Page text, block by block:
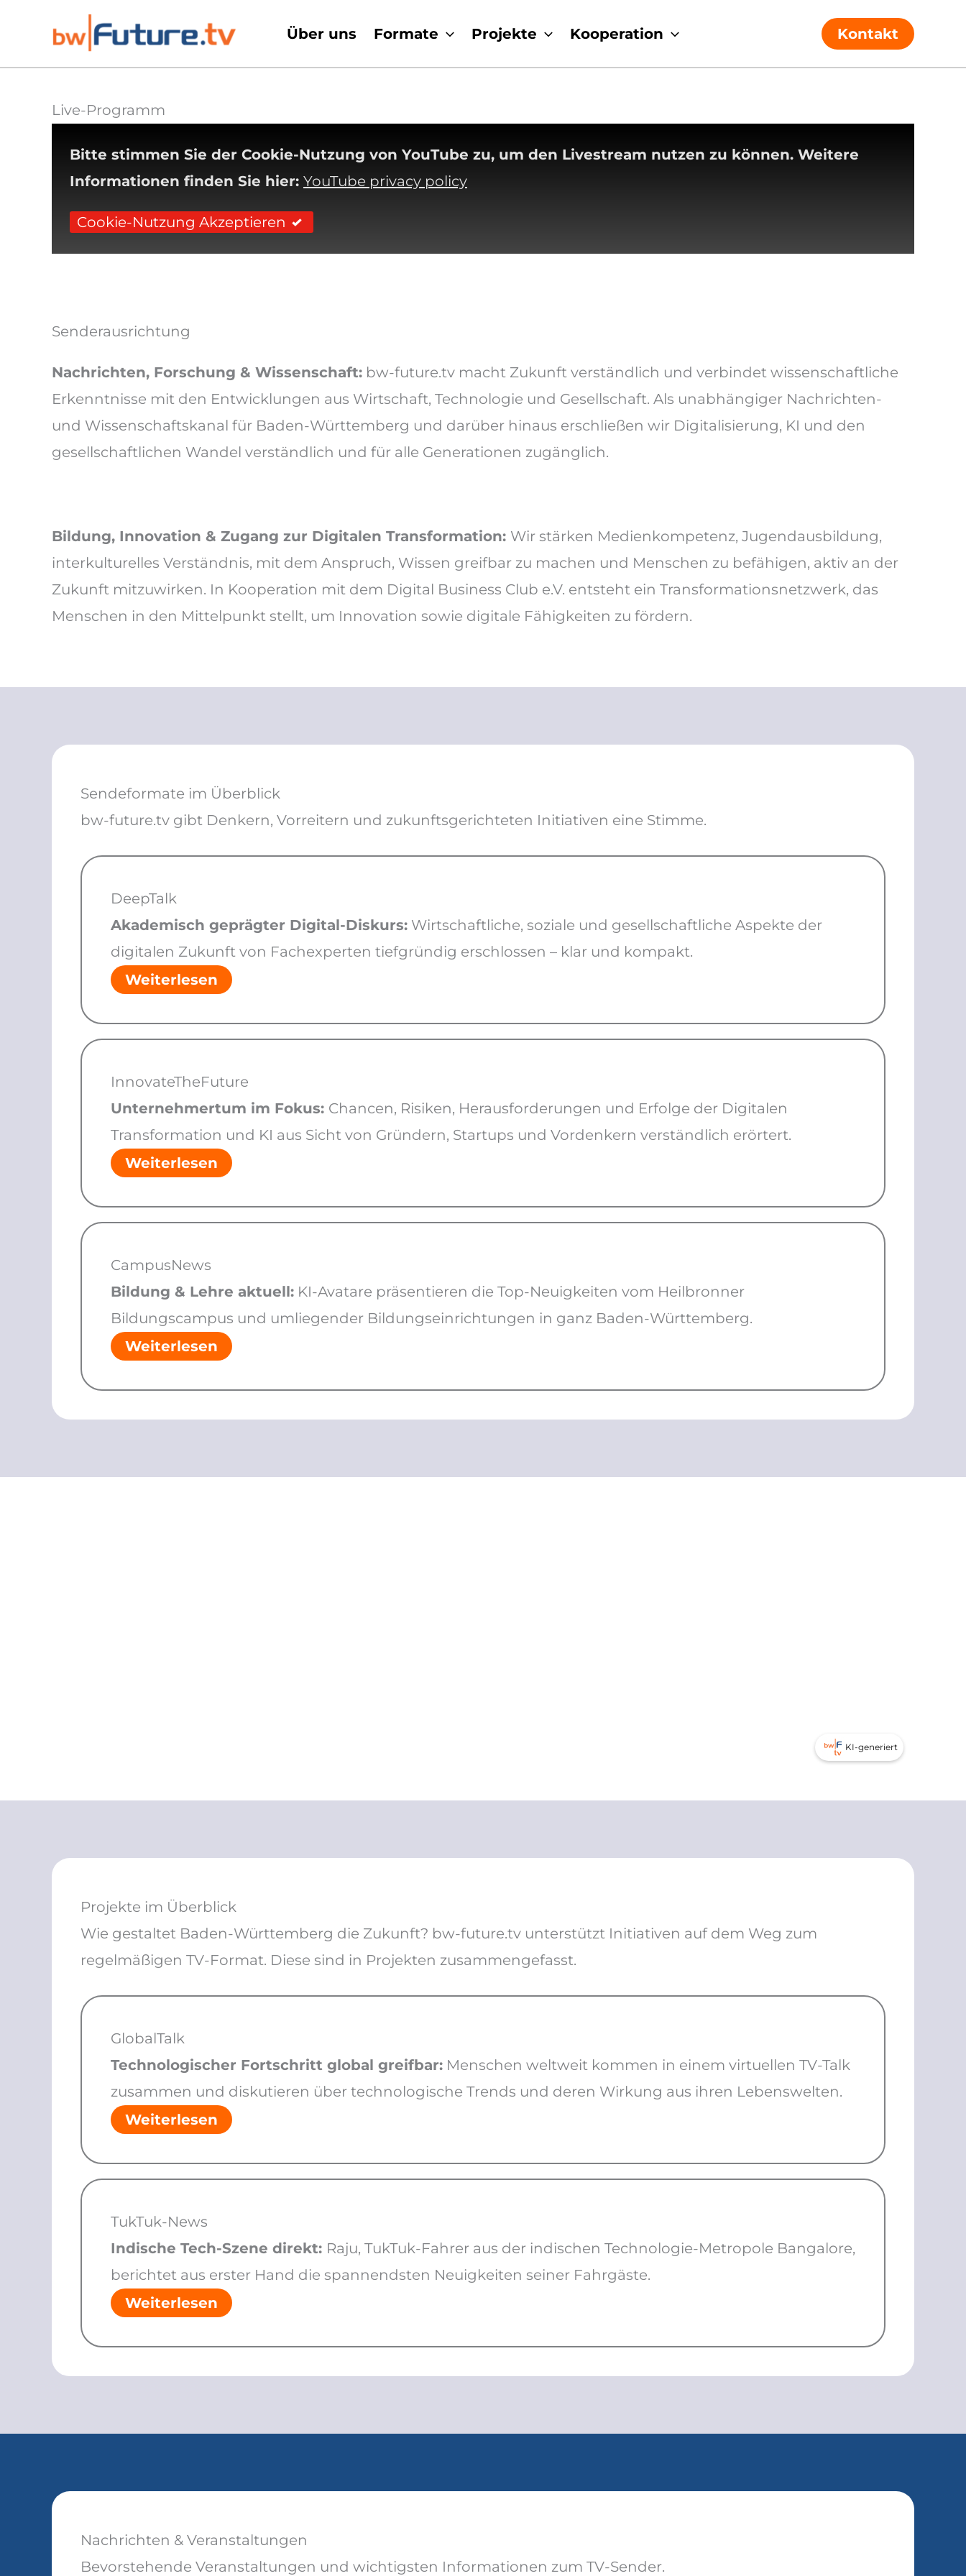
springen
Über uns Formate Projekte Kooperation Kontakt
Live-Programm
Bitte stimmen Sie der Cookie-Nutzung von YouTube zu, um den Livestream nutzen zu können. Weitere
Informationen finden Sie hier: YouTube privacy policy
Cookie-Nutzung Akzeptieren
Senderausrichtung
Nachrichten, Forschung & Wissenschaft: bw-future.tv macht Zukunft verständlich und verbindet wissenschaftliche
Erkenntnisse mit den Entwicklungen aus Wirtschaft, Technologie und Gesellschaft. Als unabhängiger Nachrichten-
und Wissenschaftskanal für Baden-Württemberg und darüber hinaus erschließen wir Digitalisierung, KI und den
gesellschaftlichen Wandel verständlich und für alle Generationen zugänglich.
Bildung, Innovation & Zugang zur Digitalen Transformation: Wir stärken Medienkompetenz, Jugendausbildung,
interkulturelles Verständnis, mit dem Anspruch, Wissen greifbar zu machen und Menschen zu befähigen, aktiv an der
Zukunft mitzuwirken. In Kooperation mit dem Digital Business Club e.V. entsteht ein Transformationsnetzwerk, das
Menschen in den Mittelpunkt stellt, um Innovation sowie digitale Fähigkeiten zu fördern.
Sendeformate im Überblick
bw-future.tv gibt Denkern, Vorreitern und zukunftsgerichteten Initiativen eine Stimme.
DeepTalk
Akademisch geprägter Digital-Diskurs: Wirtschaftliche, soziale und gesellschaftliche Aspekte der
digitalen Zukunft von Fachexperten tiefgründig erschlossen – klar und kompakt.
Weiterlesen
InnovateTheFuture
Unternehmertum im Fokus: Chancen, Risiken, Herausforderungen und Erfolge der Digitalen
Transformation und KI aus Sicht von Gründern, Startups und Vordenkern verständlich erörtert.
Weiterlesen
CampusNews
Bildung & Lehre aktuell: KI-Avatare präsentieren die Top-Neuigkeiten vom Heilbronner
Bildungscampus und umliegender Bildungseinrichtungen in ganz Baden-Württemberg.
Weiterlesen
KI-generiert
Projekte im Überblick
Wie gestaltet Baden-Württemberg die Zukunft? bw-future.tv unterstützt Initiativen auf dem Weg zum
regelmäßigen TV-Format. Diese sind in Projekten zusammengefasst.
GlobalTalk
Technologischer Fortschritt global greifbar: Menschen weltweit kommen in einem virtuellen TV-Talk
zusammen und diskutieren über technologische Trends und deren Wirkung aus ihren Lebenswelten.
Weiterlesen
TukTuk-News
Indische Tech-Szene direkt: Raju, TukTuk-Fahrer aus der indischen Technologie-Metropole Bangalore,
berichtet aus erster Hand die spannendsten Neuigkeiten seiner Fahrgäste.
Weiterlesen
Nachrichten & Veranstaltungen
Bevorstehende Veranstaltungen und wichtigsten Informationen zum TV-Sender.